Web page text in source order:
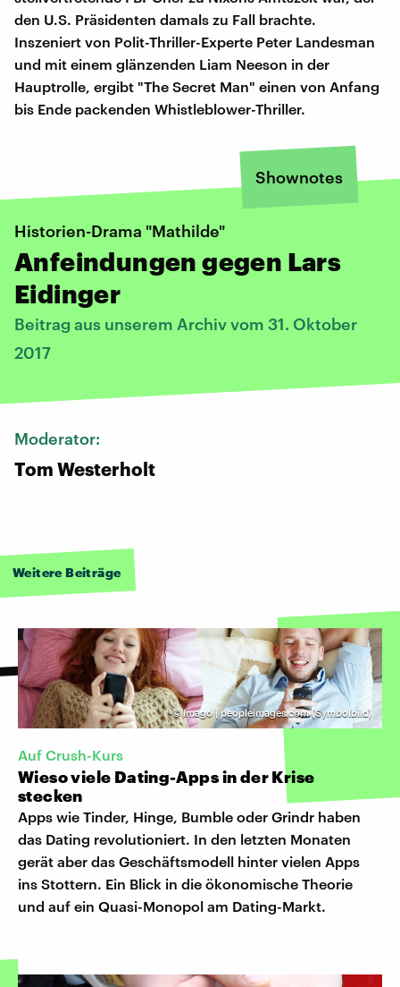
den U.S. Präsidenten damals zu Fall brachte.
Inszeniert von Polit-Thriller-Experte Peter Landesman
und mit einem glänzenden Liam Neeson in der
Hauptrolle, ergibt "The Secret Man" einen von Anfang
bis Ende packenden Whistleblower-Thriller.
Shownotes
Historien-Drama "Mathilde"
Anfeindungen gegen Lars
Eidinger
Beitrag aus unserem Archiv vom 31. Oktober
2017
Moderator:
Tom Westerholt
Weitere Beiträge
©Imago | peopleimages.com (Symbolbild)
Auf Crush-Kurs
Wieso viele Dating-Apps in der Krise
stecken
Apps wie Tinder, Hinge, Bumble oder Grindr haben
das Dating revolutioniert. In den letzten Monaten
gerät aber das Geschäftsmodell hinter vielen Apps
ins Stottern. Ein Blick in die ökonomische Theorie
und auf ein Quasi-Monopol am Dating-Markt.